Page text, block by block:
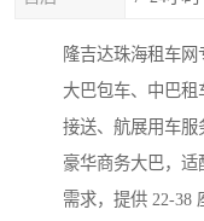
隆吉达珠海租车
大巴包车、中巴
接送、航展用车服
豪华商务大巴，
需求，提供 22-38